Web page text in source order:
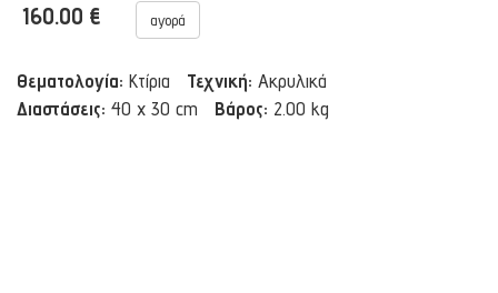
160.00 € αγορά
Θεματολογία: Κτίρια Τεχνική: Ακρυλικά
Διαστάσεις: 40 x 30 cm Βάρος: 2.00 kg